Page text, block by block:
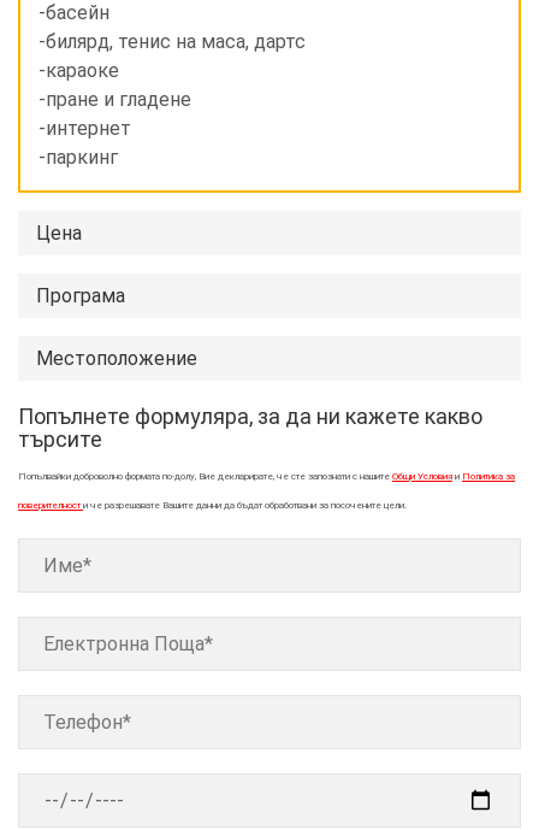
-басейн
-билярд, тенис на маса, дартс
-караоке
-пране и гладене
-интернет
-паркинг
Цена
Програма
Местоположение
Попълнете формуляра, за да ни кажете какво
търсите
Попълвайки доброволно формата по-долу, Вие декларирате, че сте запознати с нашите Общи Условия и Политика за
поверителности че разрешавате Вашите данни да бъдат обработвани за посочените цели.